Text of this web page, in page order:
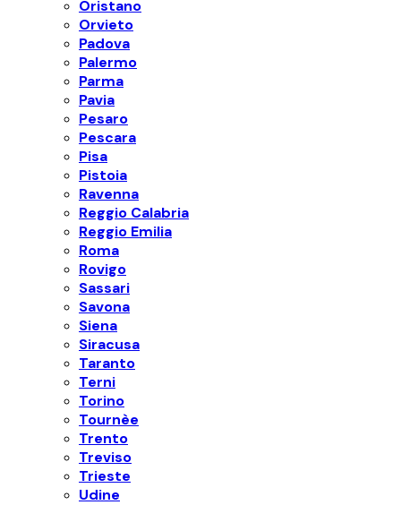
Oristano
Orvieto
Padova
Palermo
Parma
Pavia
Pesaro
Pescara
Pisa
Pistoia
Ravenna
Reggio Calabria
Reggio Emilia
Roma
Rovigo
Sassari
Savona
Siena
Siracusa
Taranto
Terni
Torino
Tournèe
Trento
Treviso
Trieste
Udine